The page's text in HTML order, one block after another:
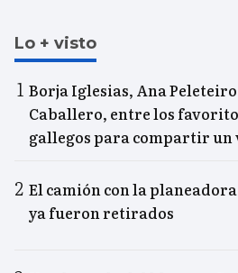
Lo + visto
Borja Iglesias, Ana
Caballero, entre los
gallegos para compartir un
El camión con la
ya fueron retirados